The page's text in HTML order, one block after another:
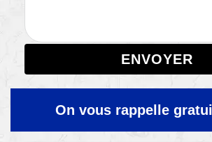
On vous rappelle